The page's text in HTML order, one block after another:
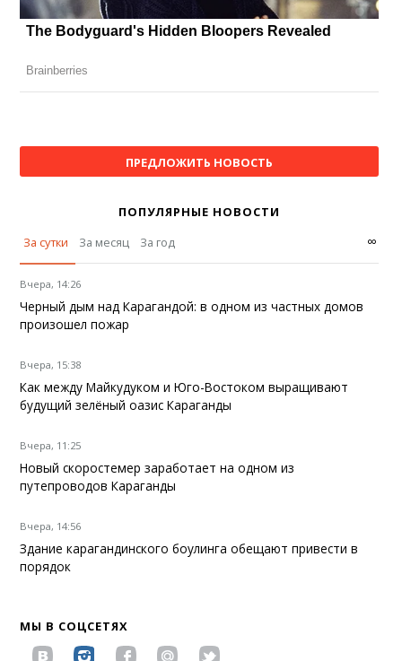
ПРЕДЛОЖИТЬ НОВОСТЬ
ПОПУЛЯРНЫЕ НОВОСТИ
За сутки
За месяц За год ∞
Вчера, 14:26
Черный дым над Карагандой: в одном из частных домов
произошел пожар
Вчера, 15:38
Как между Майкудуком и Юго-Востоком выращивают
будущий зелёный оазис Караганды
Вчера, 11:25
Новый скоростемер заработает на одном из
путепроводов Караганды
Вчера, 14:56
Здание карагандинского боулинга обещают привести в
порядок
МЫ В СОЦСЕТЯХ